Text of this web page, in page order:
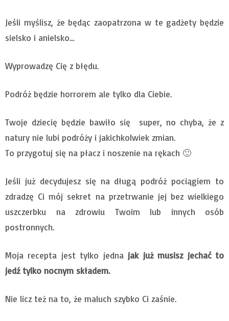
Jeśli myślisz, że będąc zaopatrzona w te gadżety będzie
sielsko i anielsko…
Wyprowadzę Cię z błędu.
Podróż będzie horrorem ale tylko dla Ciebie.
Twoje dziecię będzie bawiło się super, no chyba, że z
natury nie lubi podróży i jakichkolwiek zmian.
To przygotuj się na płacz i noszenie na rękach 🙂
Jeśli już decydujesz się na długą podróż pociągiem to
zdradzę Ci mój sekret na przetrwanie jej bez wielkiego
uszczerbku na zdrowiu Twoim lub innych osób
postronnych.
Moja recepta jest tylko jedna jak już musisz jechać to
jedź tylko nocnym składem.
Nie licz też na to, że maluch szybko Ci zaśnie.